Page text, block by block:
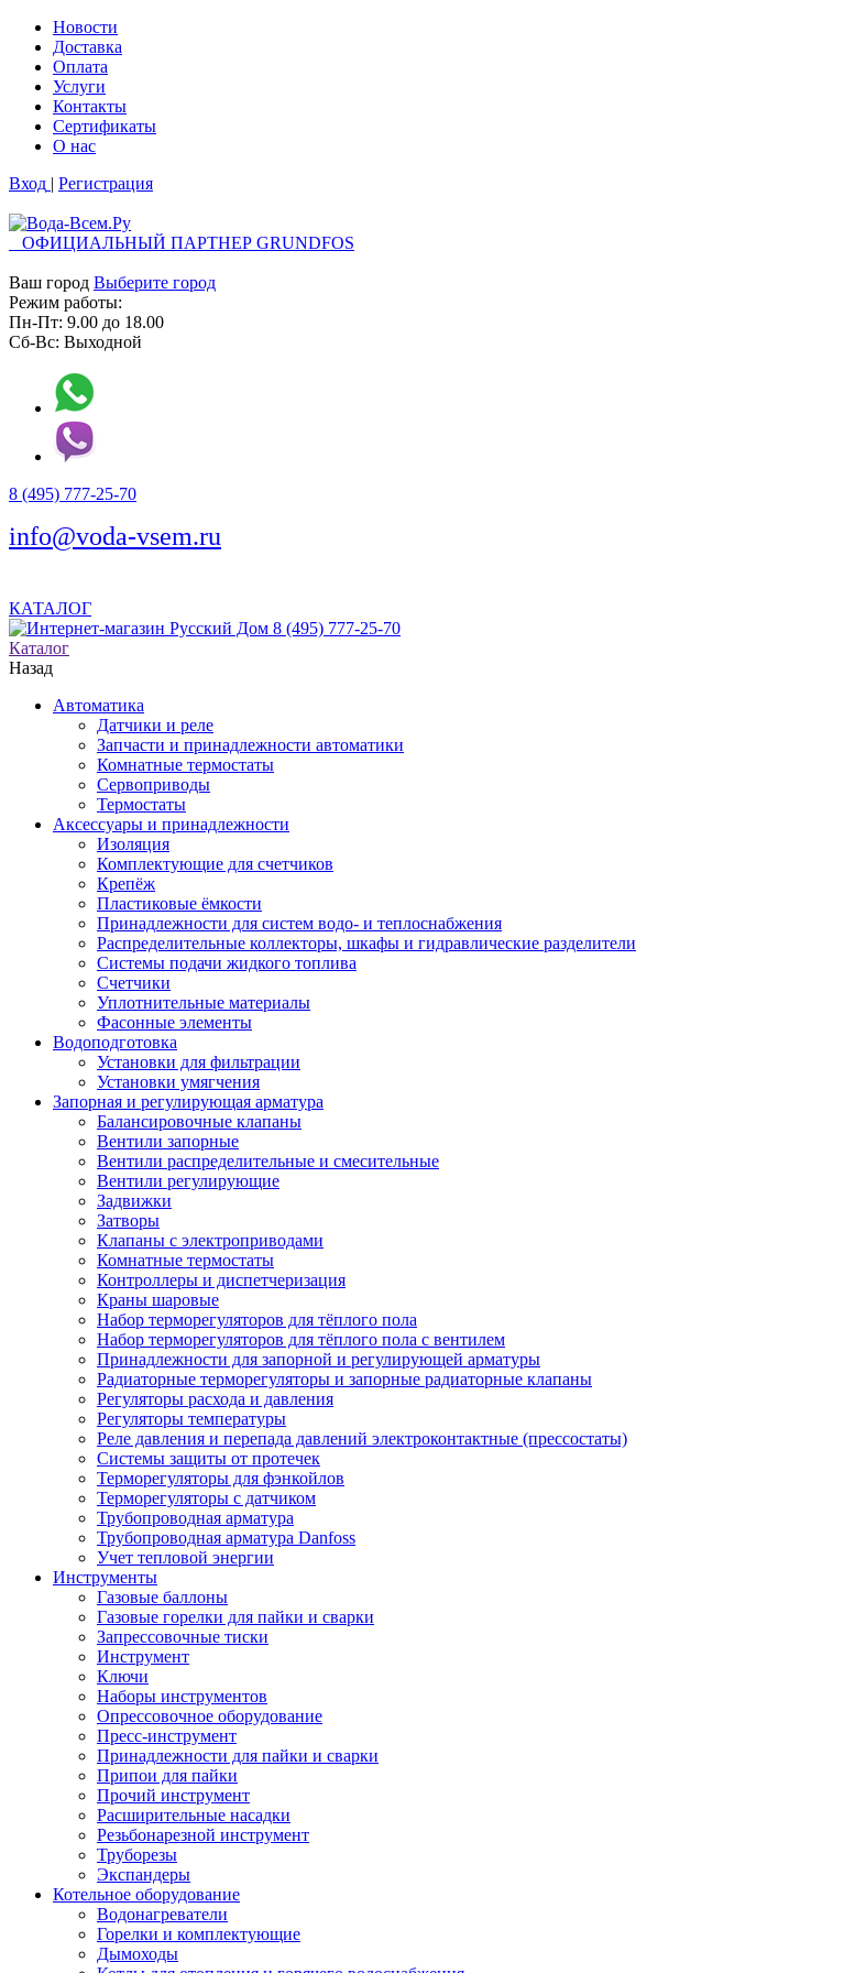
Новости
Доставка
Оплата
Услуги
Контакты
Cертификаты
О нас
Вход | Регистрация
ОФИЦИАЛЬНЫЙ ПАРТНЕР GRUNDFOS
Ваш город Выберите город
Режим работы:
Пн-Пт: 9.00 до 18.00
Сб-Вс: Выходной
8 (495) 777-25-70
info@voda-vsem.ru
КАТАЛОГ
8 (495) 777-25-70
Каталог
Назад
Автоматика
Датчики и реле
Запчасти и принадлежности автоматики
Комнатные термостаты
Сервоприводы
Термостаты
Аксессуары и принадлежности
Изоляция
Комплектующие для счетчиков
Крепёж
Пластиковые ёмкости
Принадлежности для систем водо- и теплоснабжения
Распределительные коллекторы, шкафы и гидравлические разделители
Системы подачи жидкого топлива
Счетчики
Уплотнительные материалы
Фасонные элементы
Водоподготовка
Установки для фильтрации
Установки умягчения
Запорная и регулирующая арматура
Балансировочные клапаны
Вентили запорные
Вентили распределительные и смесительные
Вентили регулирующие
Задвижки
Затворы
Клапаны с электроприводами
Комнатные термостаты
Контроллеры и диспетчеризация
Краны шаровые
Набор терморегуляторов для тёплого пола
Набор терморегуляторов для тёплого пола с вентилем
Принадлежности для запорной и регулирующей арматуры
Радиаторные терморегуляторы и запорные радиаторные клапаны
Регуляторы расхода и давления
Регуляторы температуры
Реле давления и перепада давлений электроконтактные (прессостаты)
Системы защиты от протечек
Терморегуляторы для фэнкойлов
Терморегуляторы с датчиком
Трубопроводная арматура
Трубопроводная арматура Danfoss
Учет тепловой энергии
Инструменты
Газовые баллоны
Газовые горелки для пайки и сварки
Запрессовочные тиски
Инструмент
Ключи
Наборы инструментов
Опрессовочное оборудование
Пресс-инструмент
Принадлежности для пайки и сварки
Припои для пайки
Прочий инструмент
Расширительные насадки
Резьбонарезной инструмент
Труборезы
Экспандеры
Котельное оборудование
Водонагреватели
Горелки и комплектующие
Дымоходы